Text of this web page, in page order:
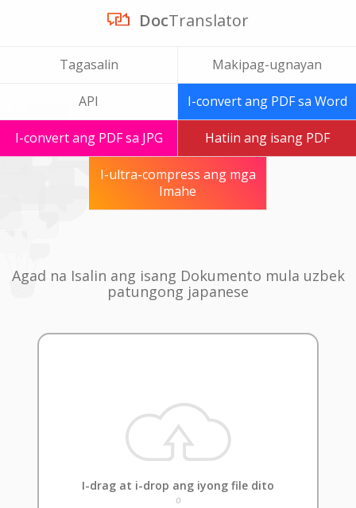
DocTranslator
Tagasalin Makipag-ugnayan
API I-convert ang PDF sa Word
I-convert ang PDF sa JPG Hatiin ang isang PDF
I-ultra-compress ang mga
Imahe
Agad na Isalin ang isang Dokumento mula uzbek
patungong japanese
I-drag at i-drop ang iyong file dito
o